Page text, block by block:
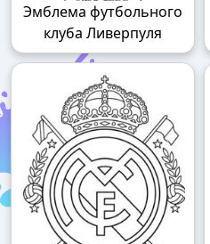
Эмблема футбольного
клуба Ливерпуля